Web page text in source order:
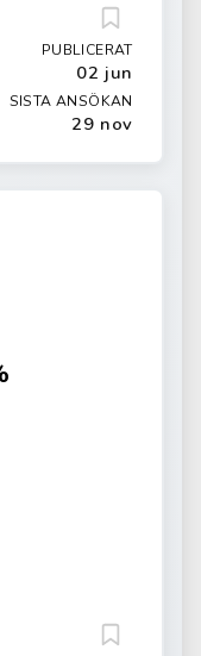
PUBLICERAT
02 jun
SISTA ANSÖKAN
29 nov